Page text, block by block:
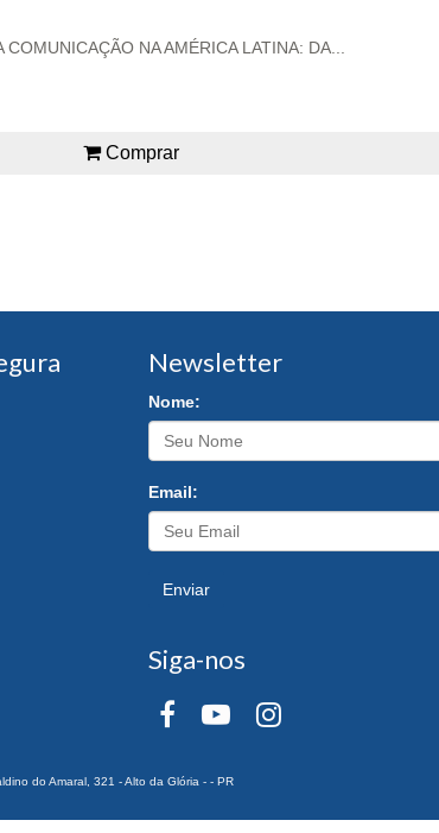
COMUNICAÇÃO NA AMÉRICA LATINA: DA...
Comprar
Newsletter
Nome:
Email:
Enviar
Siga-nos
do Amaral, 321 - Alto da Glória - - PR